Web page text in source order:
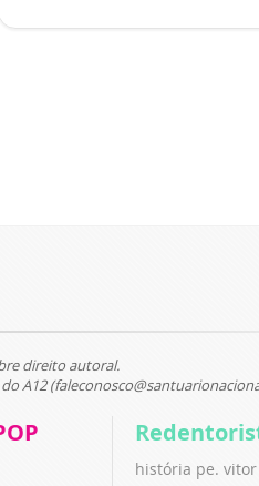
direito autoral.
A12
história pe. vitor